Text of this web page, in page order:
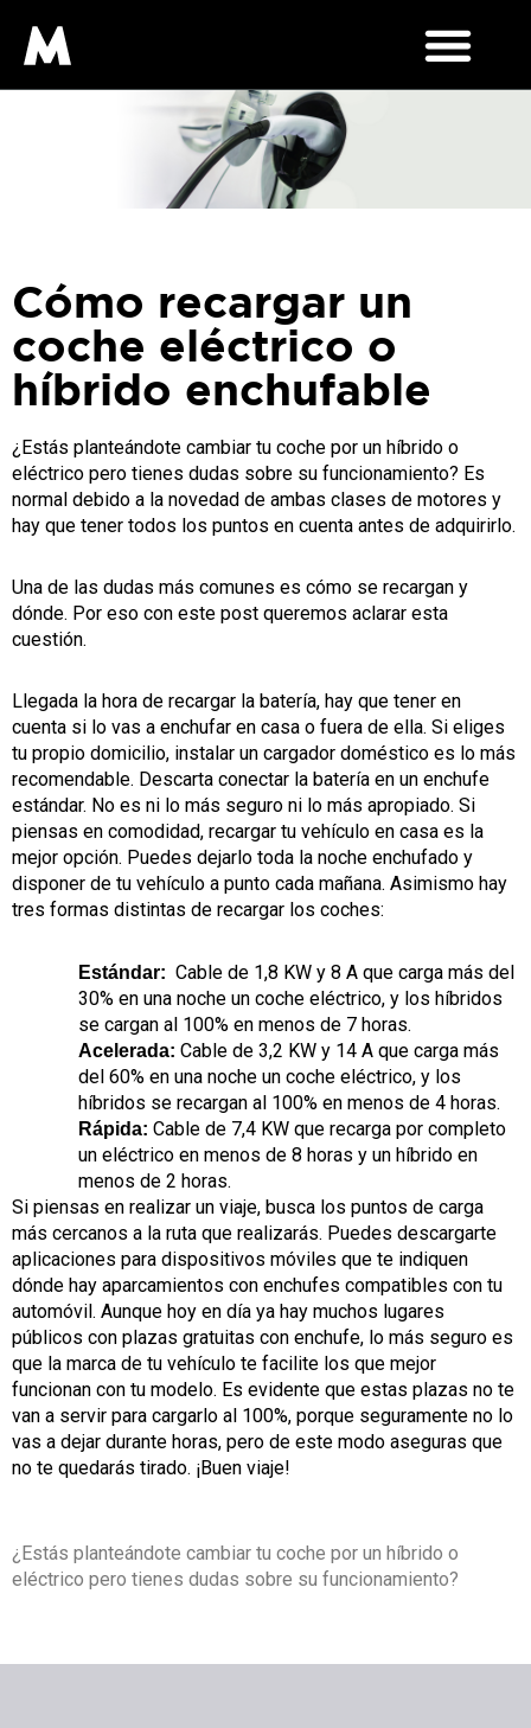
Cómo recargar un
coche eléctrico o
híbrido enchufable
¿Estás planteándote cambiar tu coche por un híbrido o
eléctrico pero tienes dudas sobre su funcionamiento? Es
normal debido a la novedad de ambas clases de motores y
hay que tener todos los puntos en cuenta antes de adquirirlo.
Una de las dudas más comunes es cómo se recargan y
dónde. Por eso con este post queremos aclarar esta
cuestión.
Llegada la hora de recargar la batería, hay que tener en
cuenta si lo vas a enchufar en casa o fuera de ella. Si eliges
tu propio domicilio, instalar un cargador doméstico es lo más
recomendable. Descarta conectar la batería en un enchufe
estándar. No es ni lo más seguro ni lo más apropiado. Si
piensas en comodidad, recargar tu vehículo en casa es la
mejor opción. Puedes dejarlo toda la noche enchufado y
disponer de tu vehículo a punto cada mañana. Asimismo hay
tres formas distintas de recargar los coches:
Estándar: Cable de 1,8 KW y 8 A que carga más del
30% en una noche un coche eléctrico, y los híbridos
se cargan al 100% en menos de 7 horas.
Acelerada: Cable de 3,2 KW y 14 A que carga más
del 60% en una noche un coche eléctrico, y los
híbridos se recargan al 100% en menos de 4 horas.
Rápida: Cable de 7,4 KW que recarga por completo
un eléctrico en menos de 8 horas y un híbrido en
menos de 2 horas.
Si piensas en realizar un viaje, busca los puntos de carga
más cercanos a la ruta que realizarás. Puedes descargarte
aplicaciones para dispositivos móviles que te indiquen
dónde hay aparcamientos con enchufes compatibles con tu
automóvil. Aunque hoy en día ya hay muchos lugares
públicos con plazas gratuitas con enchufe, lo más seguro es
que la marca de tu vehículo te facilite los que mejor
funcionan con tu modelo. Es evidente que estas plazas no te
van a servir para cargarlo al 100%, porque seguramente no lo
vas a dejar durante horas, pero de este modo aseguras que
no te quedarás tirado. ¡Buen viaje!
¿Estás planteándote cambiar tu coche por un híbrido o
eléctrico pero tienes dudas sobre su funcionamiento?